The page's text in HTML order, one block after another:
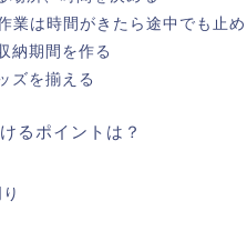
業は時間がきたら途中でも止め
納期間を作る
ズを揃える
るポイントは？